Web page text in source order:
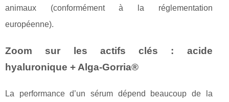
animaux (conformément à la réglementation
européenne).
Zoom sur les actifs clés : acide
hyaluronique + Alga-Gorria®
La performance d’un sérum dépend beaucoup de la